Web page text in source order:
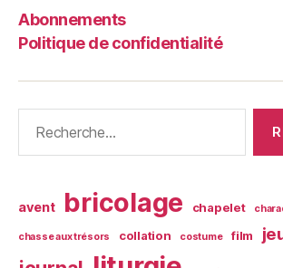
Abonnements
Politique de confidentialité
avent bricolage chapelet
chasse aux trésors collation costume film